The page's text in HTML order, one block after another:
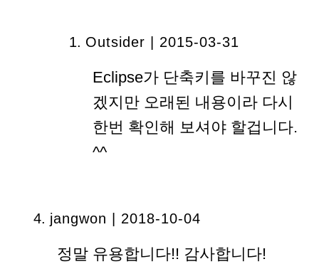
Outsider | 2015-03-31
Eclipse가 단축키를 바꾸진 않
겠지만 오래된 내용이라 다시
한번 확인해 보셔야 할겁니다.
^^
jangwon | 2018-10-04
정말 유용합니다!! 감사합니다!